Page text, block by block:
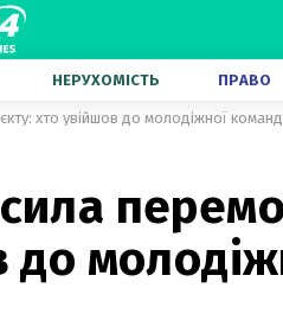
НЕРУХОМІСТЬ ПРАВО
хто увійшов до молодіжної
до